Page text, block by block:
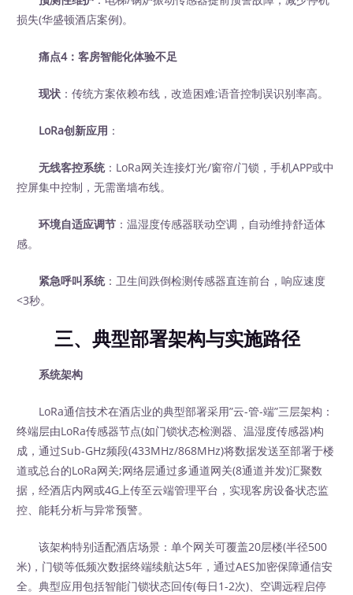
损失(华盛顿酒店案例)。
痛点4：客房智能化体验不足
现状 ：传统方案依赖布线，改造困难;语音控制误识别率高。
LoRa创新应用 ：
无线客控系统：LoRa网关连接灯光/窗帘/门锁，手机APP或中
控屏集中控制，无需凿墙布线。
环境自适应调节 ：温湿度传感器联动空调，自动维持舒适体
感。
紧急呼叫系统：卫生间跌倒检测传感器直连前台，响应速度
<3秒。
三、典型部署架构与实施路径
系统架构
LoRa通信技术在酒店业的典型部署采用”云-管-端”三层架构：
终端层由LoRa传感器节点(如门锁状态检测器、温湿度传感器)构
成，通过Sub-GHz频段(433MHz/868MHz)将数据发送至部署于楼
道或总台的LoRa网关;网络层通过多通道网关(8通道并发)汇聚数
据，经酒店内网或4G上传至云端管理平台，实现客房设备状态监
控、能耗分析与异常预警。
该架构特别适配酒店场景：单个网关可覆盖20层楼(半径500
米)，门锁等低频次数据终端续航达5年，通过AES加密保障通信安
全。典型应用包括智能门锁状态回传(每日1-2次)、空调远程启停